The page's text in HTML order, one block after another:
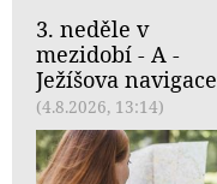
3. neděle v
mezidobí - A -
Ježíšova navigace
(4.8.2026, 13:14)